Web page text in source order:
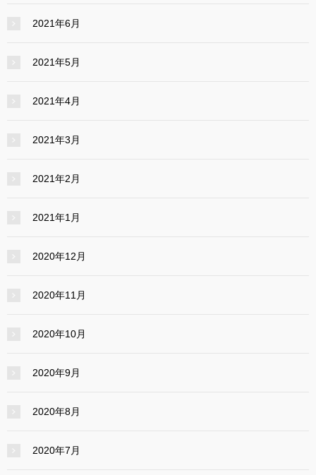
2021年6月
2021年5月
2021年4月
2021年3月
2021年2月
2021年1月
2020年12月
2020年11月
2020年10月
2020年9月
2020年8月
2020年7月